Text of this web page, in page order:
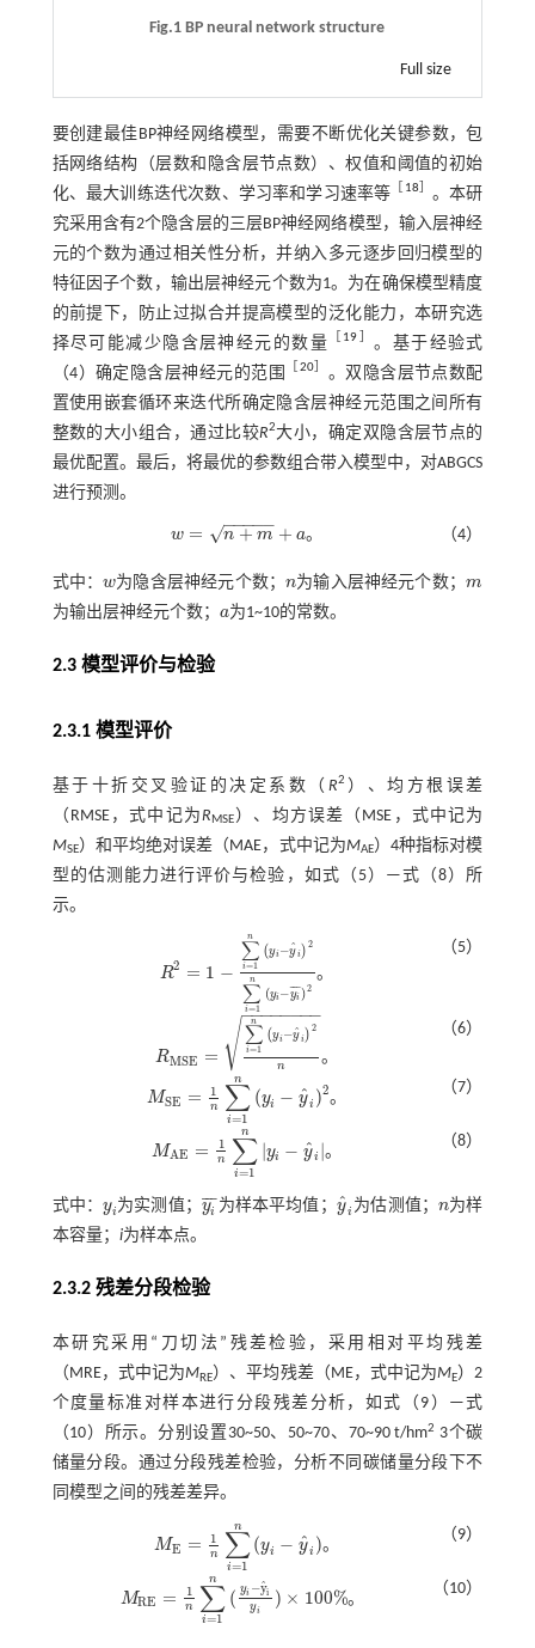
Fig.1 BP neural network structure
Full size
要创建最佳BP神经网络模型，需要不断优化关键参数，包
括网络结构（层数和隐含层节点数）、权值和阈值的初始
化、最大训练迭代次数、学习率和学习速率等 ［ 18］ 。本研
究采用含有2个隐含层的三层BP神经网络模型，输入层神经
元的个数为通过相关性分析，并纳入多元逐步回归模型的
特征因子个数，输出层神经元个数为1。为在确保模型精度
的前提下，防止过拟合并提高模型的泛化能力，本研究选
择尽可能减少隐含层神经元的数量 ［ 19］ 。基于经验式
（4）确定隐含层神经元的范围 ［20］ 。双隐含层节点数配
置使用嵌套循环来迭代所确定隐含层神经元范围之间所有
整数的大小组合，通过比较R2大小，确定双隐含层节点的
最优配置。最后，将最优的参数组合带入模型中，对ABGCS
进行预测。
w = n + m
− −
−−−
√ + a
w=n+ m+a 。 （4）
式中：w
w为隐含层神经元个数； n
n 为输入层神经元个数； m
m
为输出层神经元个数； a
a为1~10的常数。
2.3 模型评价与检验
2.3.1 模型评价
基于十折交叉验证的决定系数（ R2 ）、均方根误差
（RMSE，式中记为RMSE）、均方误差（MSE，式中记为
MSE）和平均绝对误差（MAE，式中记为MAE）4种指标对模
型的估测能力进行评价与检验，如 式（5） —式（8） 所
示。
R2 = 1 −
∑
i=1
n
(yi−yˆi) 2
∑
i=1
n
(yi−yi
¯¯
¯)2
R2= 1-∑i= 1n yi-y^i2∑i=1ny
。
（5）
RMSE =
∑
i=1
n
(yi−yˆi) 2
n
− −
−−−−−−
√
RMSE= ∑i= 1n yi-y^i2n 。
（6）
MSE = 1
n ∑
i=1
n
(yi − y
ˆi )2
MSE= 1n ∑i= 1n i- y^i 2 。
（7）
MAE = 1
n ∑
i=1
n
|yi − y
ˆi |
MAE= 1n ∑i= 1n y^i 。
（8）
式中：yi
yi 为实测值； yi
¯¯
¯
yi¯ 为样本平均值； y
ˆi
y^ i为估测值； n
n 为样
本容量； i为样本点。
2.3.2 残差分段检验
本研究采用“刀切法”残差检验，采用相对平均残差
（MRE，式中记为MRE）、平均残差（ME，式中记为ME）2
个度量标准对样本进行分段残差分析，如式（9） —式
（10） 所示。分别设置30~50、50~70、70~90 t/hm2 3个碳
储量分段。通过分段残差检验，分析不同碳储量分段下不
同模型之间的残差差异。
ME = 1
n ∑
i=1
n
(yi − y
ˆi )
ME= 1n ∑i= 1n i -y^i 。
（9）
MRE = 1
n ∑
i=1
n
( yi −y
ˆi
yi
) × 100%
MRE= 1n ∑i= 1n i- y^iyi)×100 % 。
（10）